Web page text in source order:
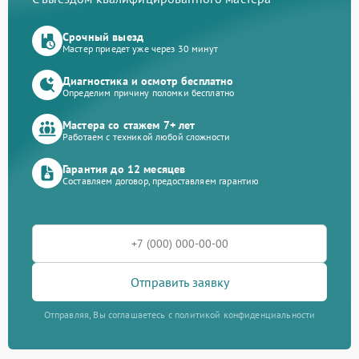
Срочный выезд
Мастер приедет уже через 30 минут
Диагностика и осмотр бесплатно
Определим причину поломки бесплатно
Мастера со стажем 7+ лет
Работаем с техникой любой сложности
Гарантия до 12 месяцев
Составляем договор, предоставляем гарантию
Отправить заявку
Отправляя, Вы соглашаетесь с политикой конфиденциальности